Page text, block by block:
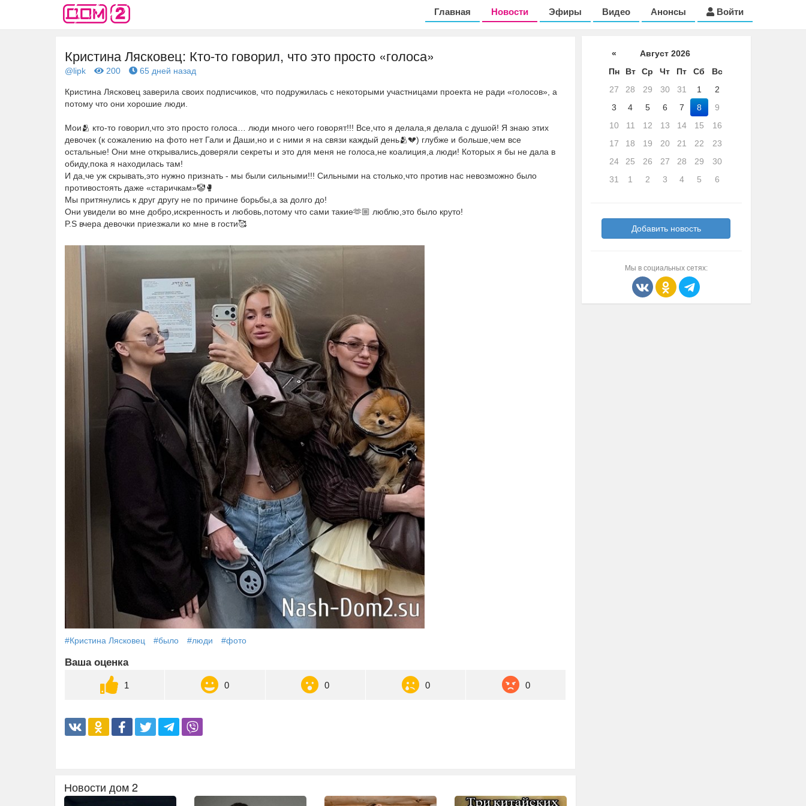
Главная Новости Эфиры Видео Анонсы Войти
Кристина Лясковец: Кто-то говорил, что это просто «голоса»
@lipk 200 65 дней назад
Кристина Лясковец заверила своих подписчиков, что подружилась с некоторыми участницами проекта не ради «голосов», а
потому что они хорошие люди.
Мои🫂 кто-то говорил,что это просто голоса… люди много чего говорят!!! Все,что я делала,я делала с душой! Я знаю этих
девочек (к сожалению на фото нет Гали и Даши,но и с ними я на связи каждый день🫂💔) глубже и больше,чем все
остальные! Они мне открывались,доверяли секреты и это для меня не голоса,не коалиция,а люди! Которых я бы не дала в
обиду,пока я находилась там!
И да,че уж скрывать,это нужно признать - мы были сильными!!! Сильными на столько,что против нас невозможно было
противостоять даже «старичкам»🤡🥊
Мы притянулись к друг другу не по причине борьбы,а за долго до!
Они увидели во мне добро,искренность и любовь,потому что сами такие🫶🏼 люблю,это было круто!
P.S вчера девочки приезжали ко мне в гости🥰
#Кристина Лясковец #было #люди #фото
Ваша оценка
1 0 0 0 0
Новости дом 2
«
Август 2026
Пн
Вт Ср Чт Пт Сб
Вс
27
28 29 30 31 1
2
3
4 5 6 7 8
9
10
11 12 13 14 15
16
17
18 19 20 21 22
23
24
25 26 27 28 29
30
31
1 2 3 4 5 6
Добавить новость
Мы в социальных сетях: